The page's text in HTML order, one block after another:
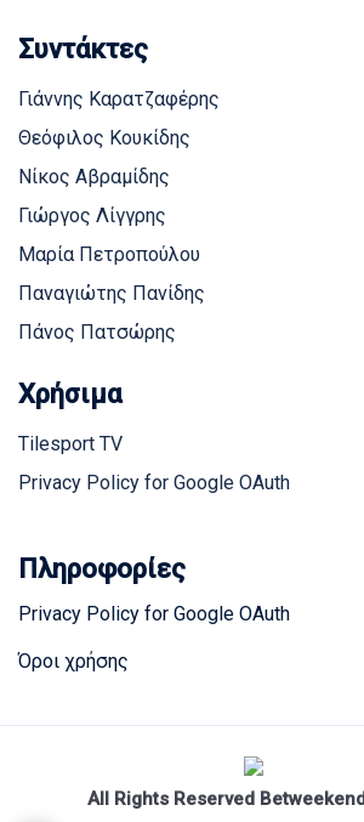
Συντάκτες
Γιάννης Καρατζαφέρης
Θεόφιλος Κουκίδης
Νίκος Αβραμίδης
Γιώργος Λίγγρης
Μαρία Πετροπούλου
Παναγιώτης Πανίδης
Πάνος Πατσώρης
Χρήσιμα
Tilesport TV
Privacy Policy for Google OAuth
Πληροφορίες
Privacy Policy for Google OAuth
Όροι χρήσης
All Rights Reserved